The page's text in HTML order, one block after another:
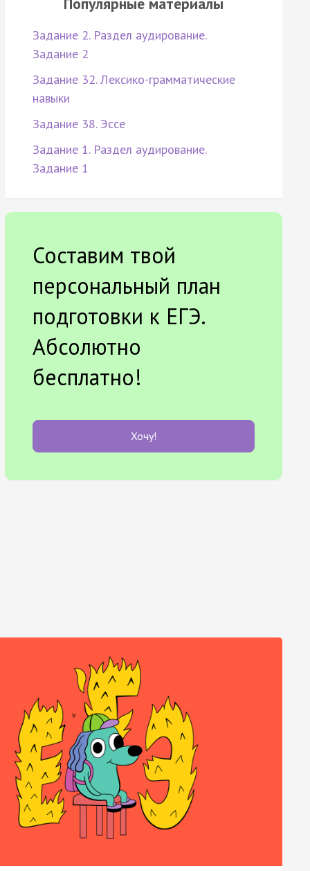
Задание 2. Раздел аудирование.
Задание 2
Задание 32. Лексико-грамматические
навыки
Задание 38. Эссе
Задание 1. Раздел аудирование.
Задание 1
Составим твой
персональный план
подготовки к ЕГЭ.
Абсолютно
бесплатно!
Хочу!